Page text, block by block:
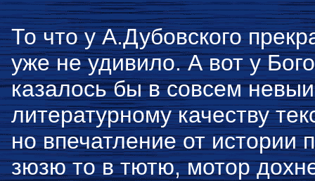
То что у А.Дубовского
уже не удивило. А вот у
казалось бы в совсем
литературному качеству
но впечатление от истории
зюзю то в тютю, мотор